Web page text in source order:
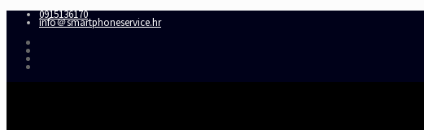
0915136170
info＠smartphoneservice.hr